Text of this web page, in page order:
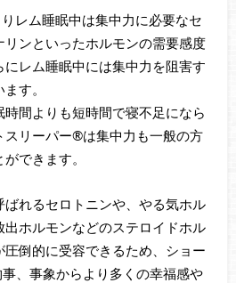
レム睡眠中は集中力に必要なセ
リンといったホルモンの需要感度
にレム睡眠中には集中力を阻害す
す。
間よりも短時間で寝不足になら
スリーパー®は集中力も一般の方
できます。
ばれるセロトニンや、やる気ホル
出ホルモンなどのステロイドホル
圧倒的に受容できるため、ショー
、事象からより多くの幸福感や